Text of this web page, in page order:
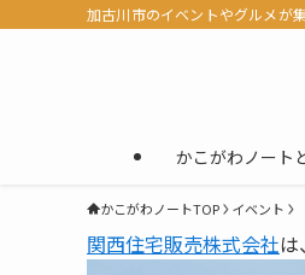
加古川市のイベントやグルメが
かこがわノート
かこがわノートTOP イベント
関西住宅販売株式会社は